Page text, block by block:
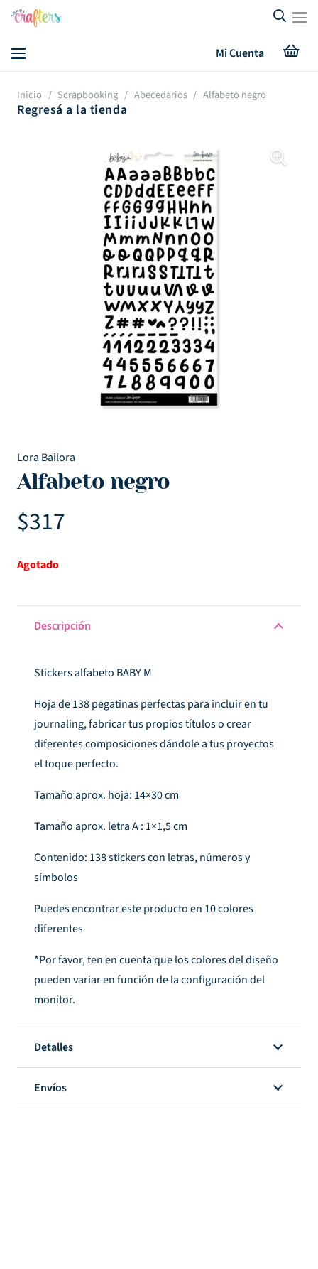
Mi Cuenta
Inicio / Scrapbooking / Abecedarios / Alfabeto negro
Regresá a la tienda
Lora Bailora
Alfabeto negro
$317
Agotado
Descripción
Stickers alfabeto BABY M
Hoja de 138 pegatinas perfectas para incluir en tu
journaling, fabricar tus propios títulos o crear
diferentes composiciones dándole a tus proyectos
el toque perfecto.
Tamaño aprox. hoja: 14×30 cm
Tamaño aprox. letra A : 1×1,5 cm
Contenido: 138 stickers con letras, números y
símbolos
Puedes encontrar este producto en 10 colores
diferentes
*Por favor, ten en cuenta que los colores del diseño
pueden variar en función de la configuración del
monitor.
Detalles
Envíos